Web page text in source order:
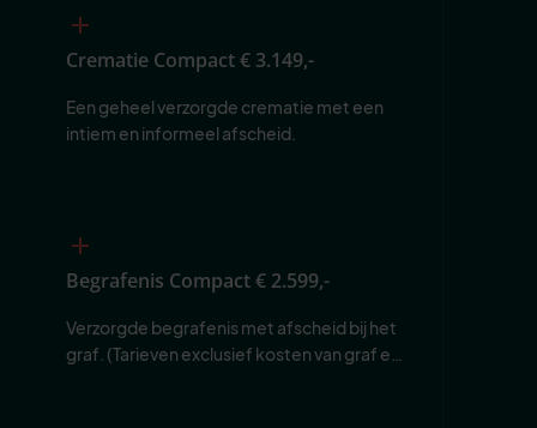
Crematie Compact€ 3.149,-
Een geheel verzorgde crematie met een
intiem en informeel afscheid.
Begrafenis Compact€ 2.599,-
Verzorgde begrafenis met afscheid bij het
graf. (Tarieven exclusief kosten van graf en